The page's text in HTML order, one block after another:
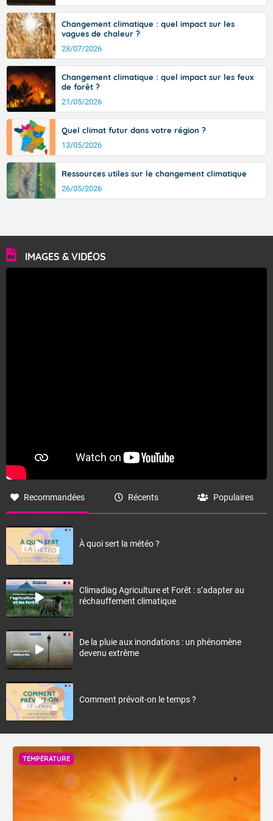
Changement climatique : quel impact sur les
vagues de chaleur ?
28/07/2026
Changement climatique : quel impact sur les feux
de forêt ?
21/05/2026
Quel climat futur dans votre région ?
13/05/2026
Ressources utiles sur le changement climatique
26/05/2026
IMAGES & VIDÉOS
Recommandées Récents Populaires
À quoi sert la météo ?
Climadiag Agriculture et Forêt : s’adapter au
réchauffement climatique
De la pluie aux inondations : un phénomène
devenu extrême
Comment prévoit-on le temps ?
TEMPÉRATURE